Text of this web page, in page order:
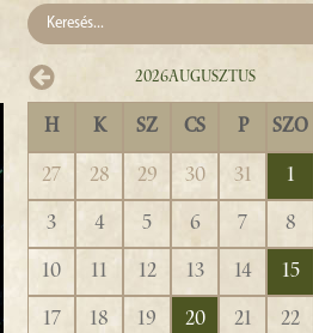
2026Augusztus
H K SZ CS P SZO
27 28 29 30 31 1
3
4 5 6 7 8
10
11 12 13 14 15
17
18 19 20 21 22